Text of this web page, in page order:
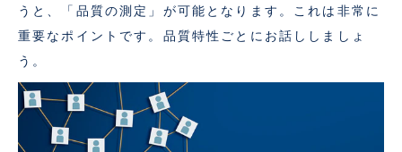
うと、「品質の測定」が可能となります。これは非常に
重要なポイントです。品質特性ごとにお話ししましょ
う。